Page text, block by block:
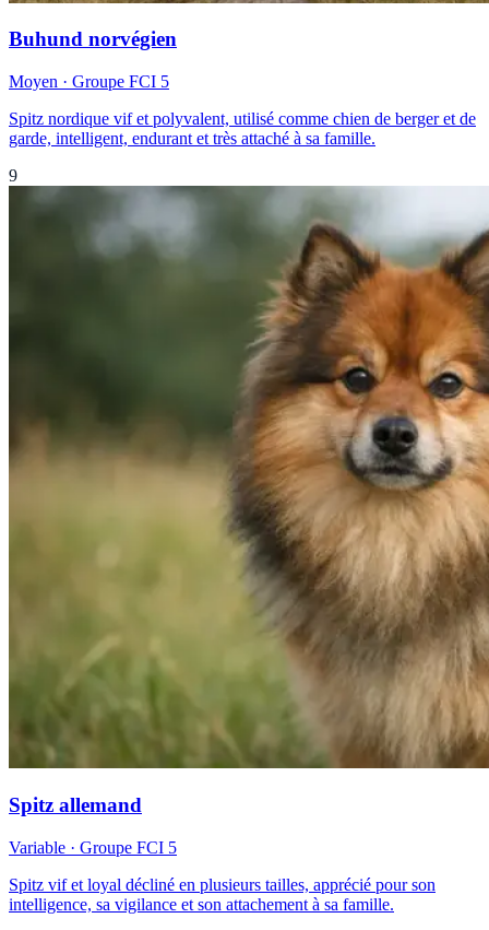
Buhund norvégien
Moyen · Groupe FCI 5
Spitz nordique vif et polyvalent, utilisé comme chien de berger et de
garde, intelligent, endurant et très attaché à sa famille.
9
Spitz allemand
Variable · Groupe FCI 5
Spitz vif et loyal décliné en plusieurs tailles, apprécié pour son
intelligence, sa vigilance et son attachement à sa famille.